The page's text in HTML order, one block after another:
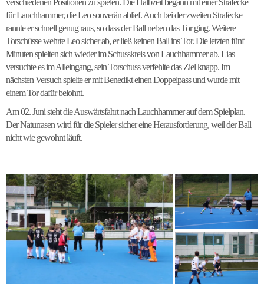
verschiedenen Positionen zu spielen. Die Halbzeit begann mit einer Strafecke
für Lauchhammer, die Leo souverän ablief. Auch bei der zweiten Strafecke
rannte er schnell genug raus, so dass der Ball neben das Tor ging. Weitere
Torschüsse wehrte Leo sicher ab, er ließ keinen Ball ins Tor. Die letzten fünf
Minuten spielten sich wieder im Schusskreis von Lauchhammer ab. Lias
versuchte es im Alleingang, sein Torschuss verfehlte das Ziel knapp. Im
nächsten Versuch spielte er mit Benedikt einen Doppelpass und wurde mit
einem Tor dafür belohnt.
Am 02. Juni steht die Auswärtsfahrt nach Lauchhammer auf dem Spielplan.
Der Naturrasen wird für die Spieler sicher eine Herausforderung, weil der Ball
nicht wie gewohnt läuft.